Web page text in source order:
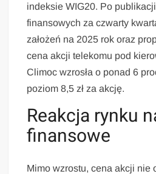
indeksie WIG20. Po
finansowych za czwarty
założeń na 2025 rok oraz
cena akcji telekomu pod
Climoc wzrosła o ponad 6
poziom 8,5 zł za akcję.
Reakcja rynku
finansowe
Mimo wzrostu, cena akcji nie